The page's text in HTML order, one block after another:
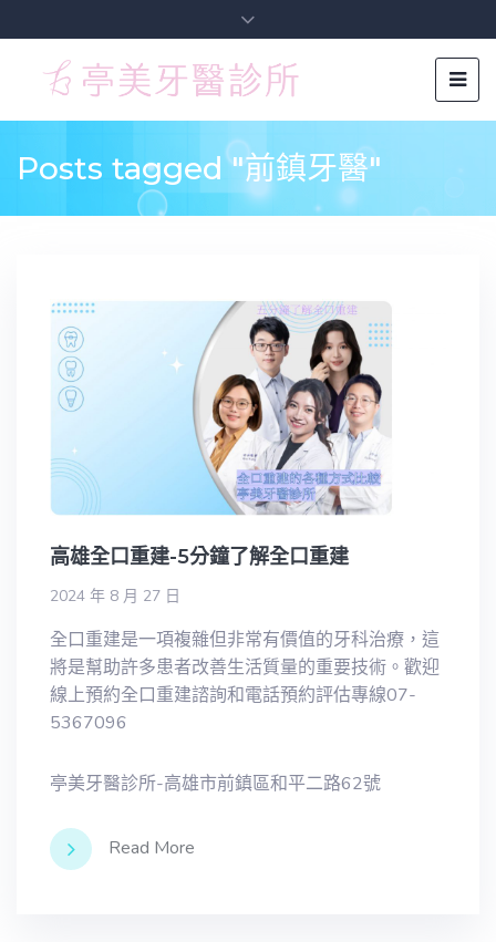
Posts tagged "前鎮牙醫"
高雄全口重建-5分鐘了解全口重建
2024 年 8 月 27 日
全口重建是一項複雜但非常有價值的牙科治療，這
將是幫助許多患者改善生活質量的重要技術。歡迎
線上預約全口重建諮詢和電話預約評估專線07-
5367096
亭美牙醫診所-高雄市前鎮區和平二路62號
Read More